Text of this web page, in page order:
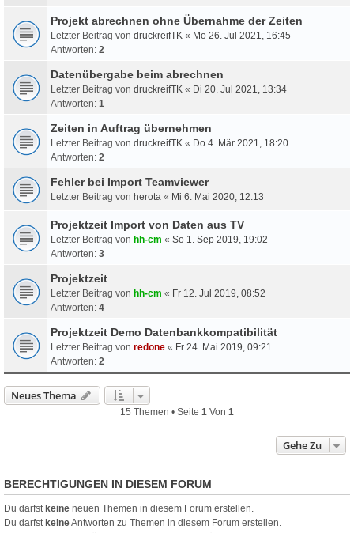
Projekt abrechnen ohne Übernahme der Zeiten
Letzter Beitrag von druckreifTK « Mo 26. Jul 2021, 16:45
Antworten: 2
Datenübergabe beim abrechnen
Letzter Beitrag von druckreifTK « Di 20. Jul 2021, 13:34
Antworten: 1
Zeiten in Auftrag übernehmen
Letzter Beitrag von druckreifTK « Do 4. Mär 2021, 18:20
Antworten: 2
Fehler bei Import Teamviewer
Letzter Beitrag von herota « Mi 6. Mai 2020, 12:13
Projektzeit Import von Daten aus TV
Letzter Beitrag von hh-cm « So 1. Sep 2019, 19:02
Antworten: 3
Projektzeit
Letzter Beitrag von hh-cm « Fr 12. Jul 2019, 08:52
Antworten: 4
Projektzeit Demo Datenbankkompatibilität
Letzter Beitrag von redone « Fr 24. Mai 2019, 09:21
Antworten: 2
Neues Thema
15 Themen • Seite 1 Von 1
Gehe Zu
BERECHTIGUNGEN IN DIESEM FORUM
Du darfst keine neuen Themen in diesem Forum erstellen.
Du darfst keineAntworten zu Themen in diesem Forum erstellen.